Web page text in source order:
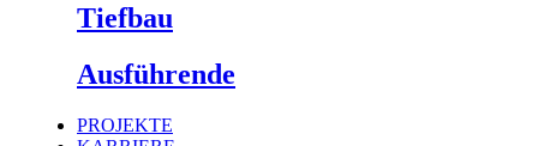
Tiefbau
Ausführende
PROJEKTE